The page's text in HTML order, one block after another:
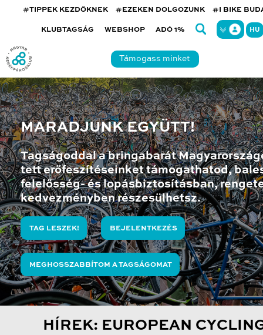
#TIPPEK KEZDŐKNEK #EZEKEN DOLGOZUNK #I BIKE
KLUBTAGSÁG WEBSHOP ADÓ 1% HU
Támogass minket
MARADJUNK EGYÜTT!
Tagságoddal a bringabarát
tett erőfeszítéseinket támogathatod,
felelősség- és lopásbiztosításban,
kedvezményben részesülhetsz.
TAG LESZEK! BEJELENTKEZÉS
MEGHOSSZABBÍTOM A TAGSÁGOMAT
HÍREK: EUROPEAN